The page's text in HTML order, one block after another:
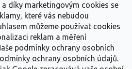
díky marketingovým cookies se
které vás nebudou
můžeme používat cookies
reklam a měření
podmínky ochrany osobních
ochrany osobních údajů.